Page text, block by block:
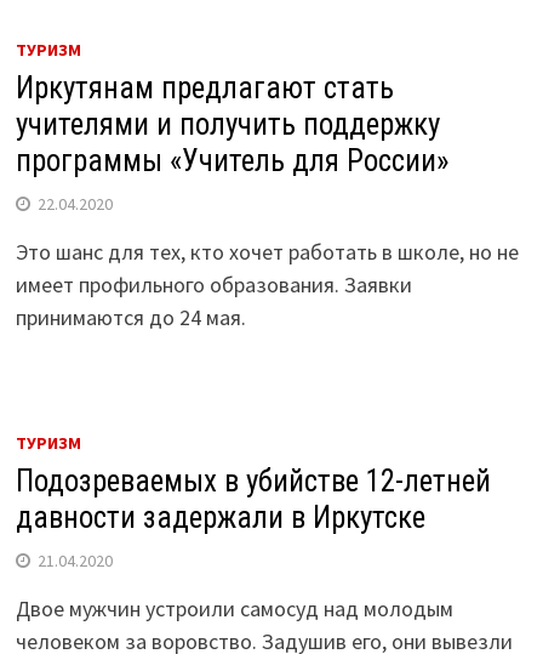
ТУРИЗМ
Иркутянам предлагают стать
учителями и получить поддержку
программы «Учитель для России»
22.04.2020
Это шанс для тех, кто хочет работать в школе, но не
имеет профильного образования. Заявки
принимаются до 24 мая.
ТУРИЗМ
Подозреваемых в убийстве 12-летней
давности задержали в Иркутске
21.04.2020
Двое мужчин устроили самосуд над молодым
человеком за воровство. Задушив его, они вывезли